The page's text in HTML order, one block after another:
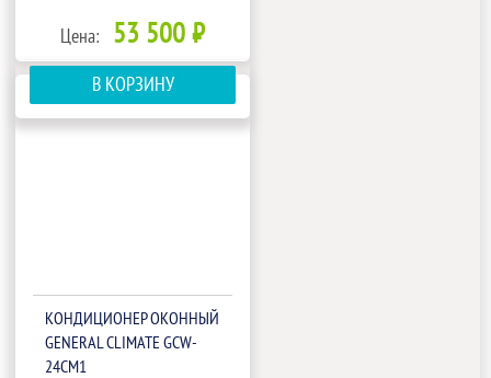
Цена: 53 500 ₽
В КОРЗИНУ
КОНДИЦИОНЕР ОКОННЫЙ
GENERAL CLIMATE GCW-
24CM1